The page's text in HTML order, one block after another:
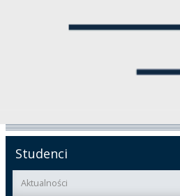
Studenci
Aktualności